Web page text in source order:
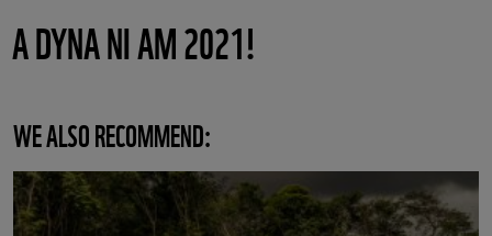
A DYNA NI AM 2021!
WE ALSO RECOMMEND: